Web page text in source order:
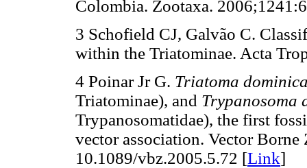
Colombia. Zootaxa.
3 Schofield CJ, Galvão C.
within the Triatominae. Acta
4 Poinar Jr G. Triatoma
Triatominae), and Trypanosoma
Trypanosomatidae), the first
vector association. Vector
10.1089/vbz.2005.5.72 [Link]